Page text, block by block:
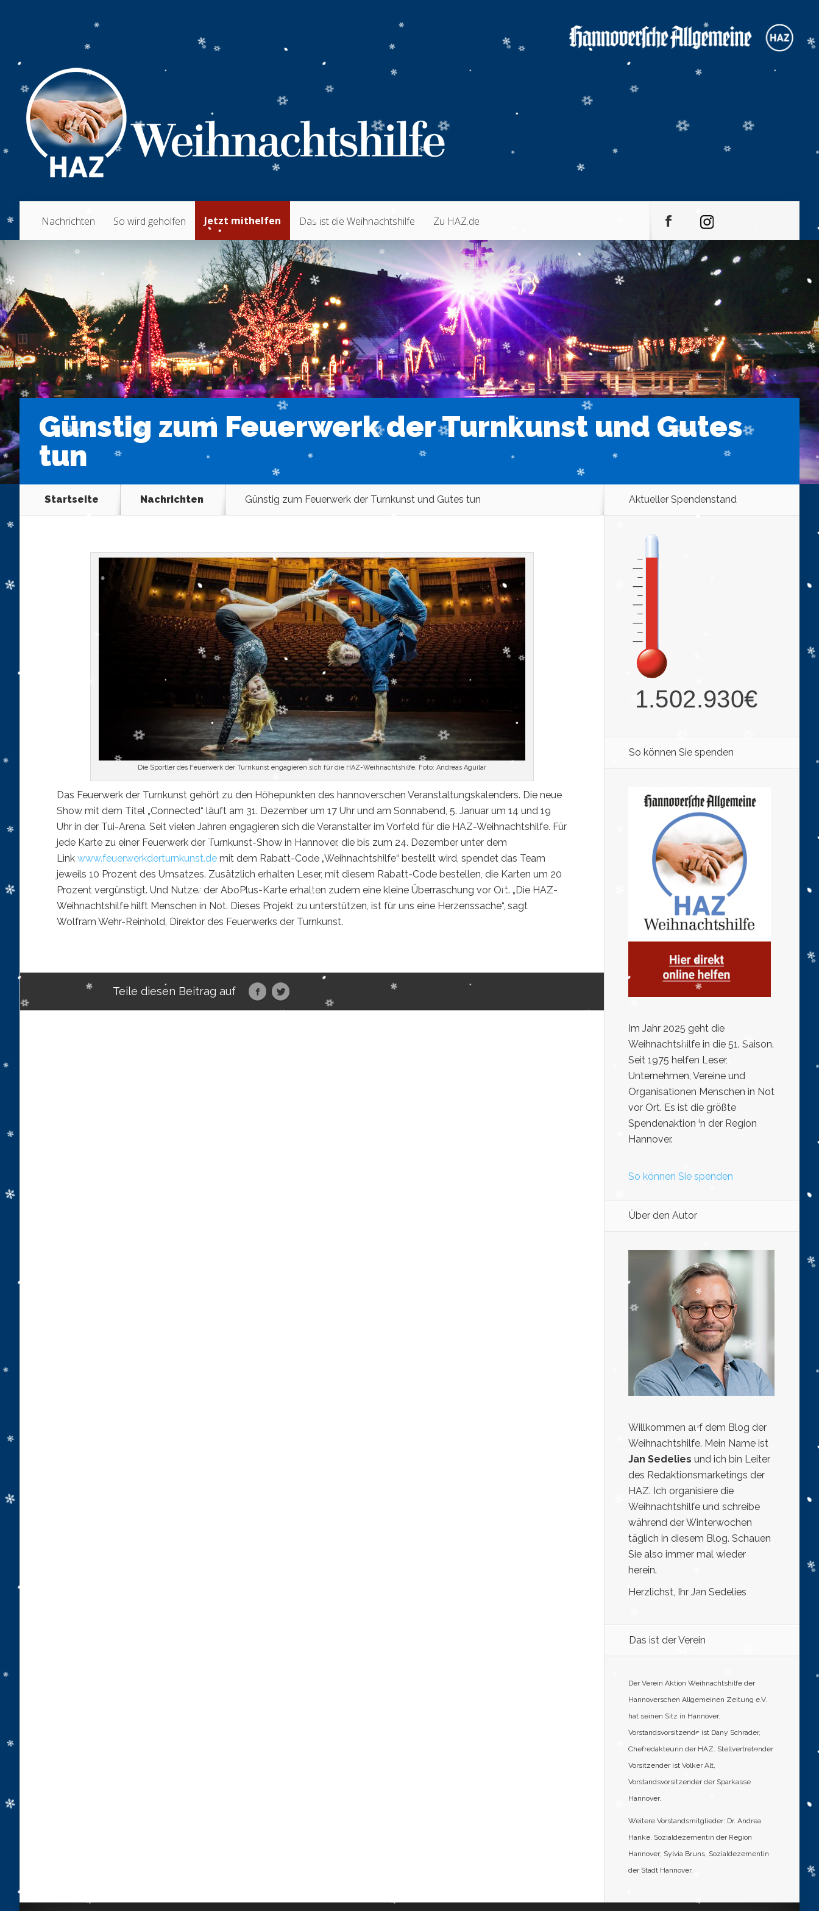
Nachrichten So wird geholfen Jetzt mithelfen Das ist die Weihnachtshilfe Zu HAZ.de
Günstig zum Feuerwerk der Turnkunst und Gutes
tun
Startseite Nachrichten Günstig zum Feuerwerk der Turnkunst und Gutes tun
Die Sportler des Feuerwerk der Turnkunst engagieren sich für die HAZ-Weihnachtshilfe. Foto: Andreas Aguilar
Das Feuerwerk der Turnkunst gehört zu den Höhepunkten des hannoverschen Veranstaltungskalenders. Die neue
Show mit dem Titel „Connected“ läuft am 31. Dezember um 17 Uhr und am Sonnabend, 5. Januar um 14 und 19
Uhr in der Tui-Arena. Seit vielen Jahren engagieren sich die Veranstalter im Vorfeld für die HAZ-Weihnachtshilfe. Für
jede Karte zu einer Feuerwerk der Turnkunst-Show in Hannover, die bis zum 24. Dezember unter dem
Link www.feuerwerkderturnkunst.de mit dem Rabatt-Code „Weihnachtshilfe“ bestellt wird, spendet das Team
jeweils 10 Prozent des Umsatzes. Zusätzlich erhalten Leser, mit diesem Rabatt-Code bestellen, die Karten um 20
Prozent vergünstigt. Und Nutzer der AboPlus-Karte erhalten zudem eine kleine Überraschung vor Ort. „Die HAZ-
Weihnachtshilfe hilft Menschen in Not. Dieses Projekt zu unterstützen, ist für uns eine Herzenssache“, sagt
Wolfram Wehr-Reinhold, Direktor des Feuerwerks der Turnkunst.
Teile diesen Beitrag auf
Aktueller Spendenstand
So können Sie spenden
Im Jahr 2025 geht die
Weihnachtshilfe in die 51. Saison.
Seit 1975 helfen Leser,
Unternehmen, Vereine und
Organisationen Menschen in Not
vor Ort. Es ist die größte
Spendenaktion in der Region
Hannover.
So können Sie spenden
Über den Autor
Willkommen auf dem Blog der
Weihnachtshilfe. Mein Name ist
Jan Sedelies und ich bin Leiter
des Redaktionsmarketings der
HAZ. Ich organisiere die
Weihnachtshilfe und schreibe
während der Winterwochen
täglich in diesem Blog. Schauen
Sie also immer mal wieder
herein.
Herzlichst, Ihr Jan Sedelies
Das ist der Verein
Der Verein Aktion Weihnachtshilfe der
Hannoverschen Allgemeinen Zeitung e.V.
hat seinen Sitz in Hannover.
Vorstandsvorsitzende ist Dany Schrader,
Chefredakteurin der HAZ. Stellvertretender
Vorsitzender ist Volker Alt,
Vorstandsvorsitzender der Sparkasse
Hannover.
Weitere Vorstandsmitglieder: Dr. Andrea
Hanke, Sozialdezernentin der Region
Hannover; Sylvia Bruns, Sozialdezernentin
der Stadt Hannover.